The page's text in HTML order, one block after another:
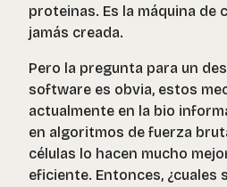
proteinas. Es la máquina de
jamás creada.
Pero la pregunta para un
software es obvia, estos
actualmente en la bio
en algoritmos de fuerza
células lo hacen mucho
eficiente. Entonces, ¿cuales